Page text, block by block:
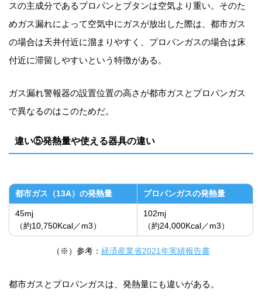
スの主成分であるプロパンとブタンは空気より重い。そのた
めガス漏れによって空気中にガスが放出した際は、都市ガス
の場合は天井付近に溜まりやすく、プロパンガスの場合は床
付近に滞留しやすいという特徴がある。
ガス漏れ警報器の設置位置の高さが都市ガスとプロパンガス
で異なるのはこのためだ。
違い⑤発熱量や使える器具の違い
都市ガス（13A）の発熱量 プロパンガスの発熱量
45mj
（約10,750Kcal／m3）
102mj
（約24,000Kcal／m3）
（※）参考： 経済産業省2021年実績報告書
都市ガスとプロパンガスは、発熱量にも違いがある。